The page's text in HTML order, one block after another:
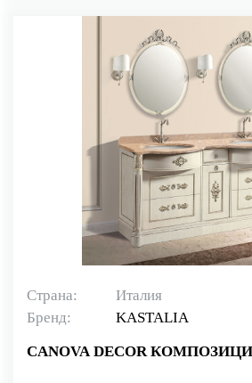
Страна:
Италия
Бренд:
KASTALIA
CANOVA DECOR